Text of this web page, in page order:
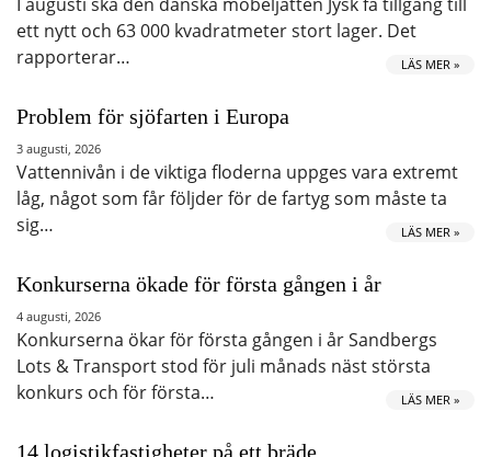
ett nytt och 63 000 kvadratmeter stort lager. Det
rapporterar…
LÄS MER »
Problem för sjöfarten i Europa
3 augusti, 2026
Vattennivån i de viktiga floderna uppges vara extremt
låg, något som får följder för de fartyg som måste ta
sig…
LÄS MER »
Konkurserna ökade för första gången i år
4 augusti, 2026
Konkurserna ökar för första gången i år Sandbergs
Lots & Transport stod för juli månads näst största
konkurs och för första…
LÄS MER »
14 logistikfastigheter på ett bräde